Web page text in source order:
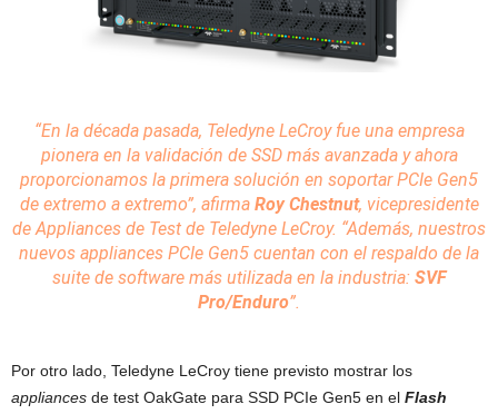
“En la década pasada, Teledyne LeCroy fue una empresa
pionera en la validación de SSD más avanzada y ahora
proporcionamos la primera solución en soportar PCIe Gen5
de extremo a extremo”, afirma Roy Chestnut, vicepresidente
de Appliances de Test de Teledyne LeCroy. “Además, nuestros
nuevos appliances PCIe Gen5 cuentan con el respaldo de la
suite de software más utilizada en la industria: SVF
Pro/Enduro”.
Por otro lado, Teledyne LeCroy tiene previsto mostrar los
appliances de test OakGate para SSD PCIe Gen5 en el Flash